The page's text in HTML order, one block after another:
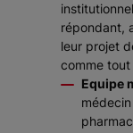
répondant,
leur projet
comme
Equipe